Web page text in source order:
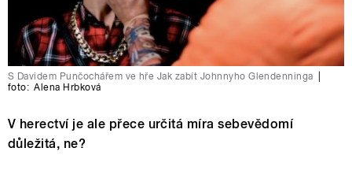
S Davidem Punčochářem ve hře Jak zabít Johnnyho Glendenninga
foto: Alena Hrbková
V herectví je ale přece určitá míra sebevědomí
důležitá, ne?